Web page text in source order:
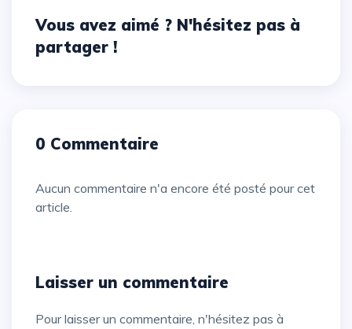
Vous avez aimé ? N'hésitez pas à
partager !
0 Commentaire
Aucun commentaire n'a encore été posté pour cet
article.
Laisser un commentaire
Pour laisser un commentaire, n'hésitez pas à